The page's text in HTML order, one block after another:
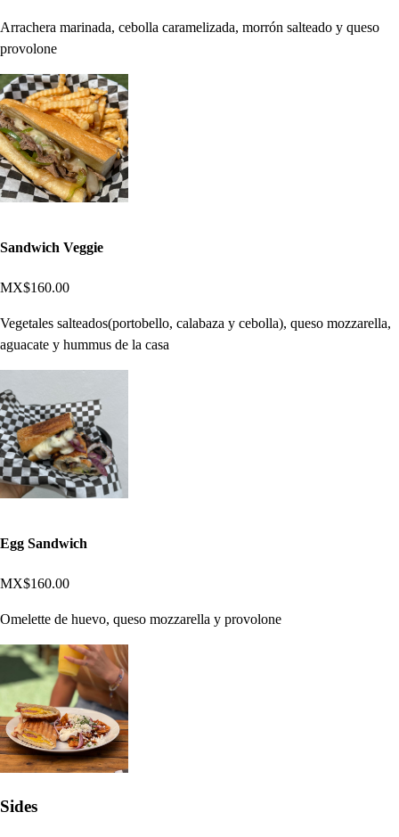
Arrachera marinada, cebolla caramelizada, morrón salteado y queso
provolone
Sandwich Veggie
MX$160.00
Vegetales salteados(portobello, calabaza y cebolla), queso mozzarella,
aguacate y hummus de la casa
Egg Sandwich
MX$160.00
Omelette de huevo, queso mozzarella y provolone
Sides